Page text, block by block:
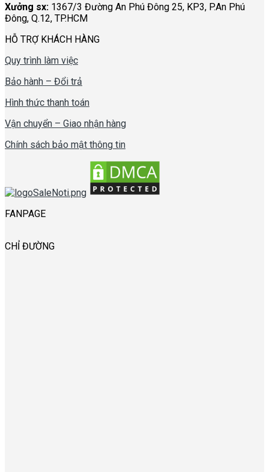
Xưởng sx: 1367/3 Đường An Phú Đông 25, KP3, P.An Phú
Đông, Q.12, TP.HCM
HỖ TRỢ KHÁCH HÀNG
Quy trình làm việc
Bảo hành – Đổi trả
Hình thức thanh toán
Vận chuyển – Giao nhận hàng
Chính sách bảo mật thông tin
FANPAGE
CHỈ ĐƯỜNG